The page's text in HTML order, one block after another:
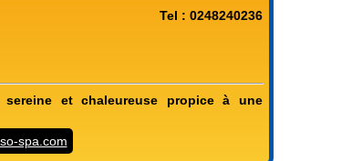
Tel : 0248240236
et chaleureuse propice à une
spa.com